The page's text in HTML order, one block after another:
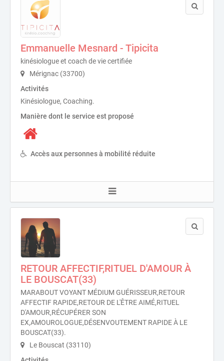
Emmanuelle Mesnard - Tipicita
kinésiologue et coach de vie certifiée
Mérignac (33700)
Activités
Kinésiologue, Coaching.
Manière dont le service est proposé
Accès aux personnes à mobilité réduite
RETOUR AFFECTIF,RITUEL D'AMOUR À
LE BOUSCAT(33)
MARABOUT VOYANT MÉDIUM GUÉRISSEUR,RETOUR
AFFECTIF RAPIDE,RETOUR DE L'ÊTRE AIMÉ,RITUEL
D'AMOUR,RÉCUPÉRER SON
EX,AMOUROLOGUE,DÉSENVOUTEMENT RAPIDE À LE
BOUSCAT(33).
Le Bouscat (33110)